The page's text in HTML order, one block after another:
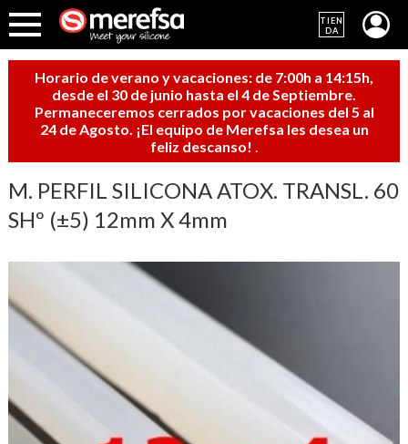
TIEN
DA
Horario de verano y vacaciones: de 7:00h a 14:15h,
desde el 30 de junio hasta el 4 de Septiembre.
Permaneceremos cerrados por vacaciones del 5 al
24 de Agosto. ¡El equipo de Merefsa les desea un
feliz descanso!
M. PERFIL SILICONA ATOX. TRANSL. 60
SHº (±5) 12mm X 4mm